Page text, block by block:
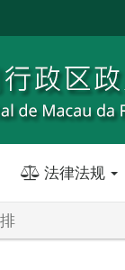
法律法规